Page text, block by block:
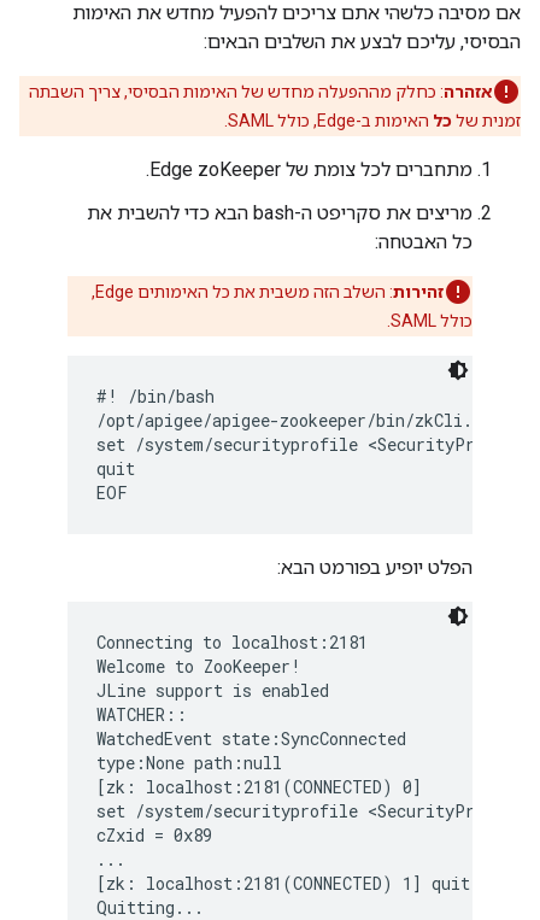
אם מסיבה כלשהי אתם צריכים להפעיל מחדש את האימות
הבסיסי, עליכם לבצע את השלבים הבאים:
אזהרה: כחלק מההפעלה מחדש של האימות הבסיסי, צריך השבתה
זמנית של כל האימות ב-Edge, כולל SAML.
מתחברים לכל צומת של Edge zoKeeper.
מריצים את סקריפט ה-bash הבא כדי להשבית את
כל האבטחה:
זהירות
: השלב הזה משבית את כל האימותים Edge,
כולל SAML.
#! /bin/bash
/opt/apigee/apigee-zookeeper/bin/zkCli.sh -
set /system/securityprofile
quit
EOF
הפלט יופיע בפורמט הבא:
Connecting to localhost:2181
Welcome to ZooKeeper!
JLine support is enabled
WATCHER::
WatchedEvent state:SyncConnected
type:None path:null
[zk: localhost:2181(CONNECTED) 0]
set /system/securityprofile
cZxid = 0x89
...
[zk: localhost:2181(CONNECTED) 1] quit
Quitting...